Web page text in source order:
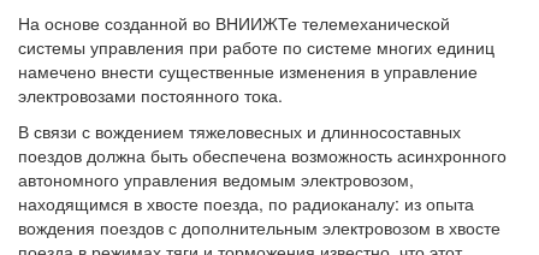
На основе созданной во ВНИИЖТе телемеханической
системы управления при работе по системе многих единиц
намечено внести существенные изменения в управление
электровозами постоянного тока.
В связи с вождением тяжеловесных и длинносоставных
поездов должна быть обеспечена возможность асинхронного
автономного управления ведомым электровозом,
находящимся в хвосте поезда, по радиоканалу: из опыта
вождения поездов с дополнительным электровозом в хвосте